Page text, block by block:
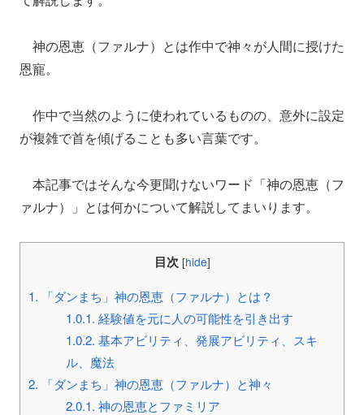
神の恩恵（ファルナ）とは作中で神々が人間に授けた
恩寵。
作中で当然のように使われているものの、意外に設定
が複雑で首を傾げることも多い言葉です。
本記事ではそんな今更聞けないワード「神の恩恵（フ
ァルナ）」とは何かについて解説してまいります。
目次 [hide]
1. 「ダンまち」神の恩恵（ファルナ）とは？
1.0.1. 経験値を元に人の可能性を引き出す
1.0.2. 基本アビリティ、発展アビリティ、スキ
ル、魔法
2. 「ダンまち」神の恩恵（ファルナ）と神々
2.0.1. 神の恩恵とファミリア